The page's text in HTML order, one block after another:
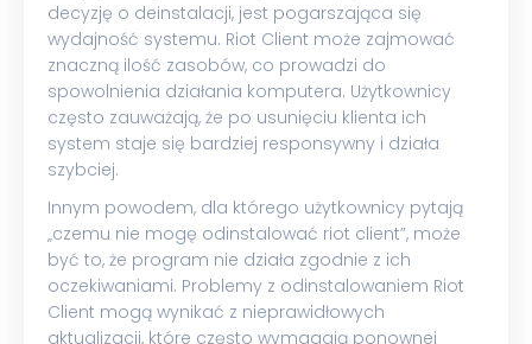
decyzję o deinstalacji, jest pogarszająca się
wydajność systemu. Riot Client może zajmować
znaczną ilość zasobów, co prowadzi do
spowolnienia działania komputera. Użytkownicy
często zauważają, że po usunięciu klienta ich
system staje się bardziej responsywny i działa
szybciej.
Innym powodem, dla którego użytkownicy pytają
„czemu nie mogę odinstalować riot client”, może
być to, że program nie działa zgodnie z ich
oczekiwaniami. Problemy z odinstalowaniem Riot
Client mogą wynikać z nieprawidłowych
aktualizacji, które często wymagają ponownej